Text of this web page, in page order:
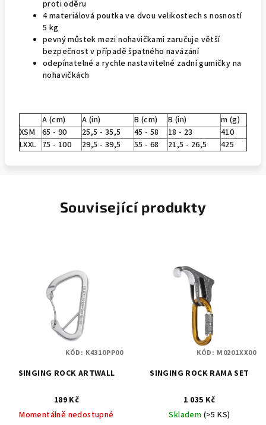
proti oděru
4 materiálová poutka ve dvou velikostech s nosností
5 kg
pevný můstek mezi nohavičkami zaručuje větší
bezpečnost v případě špatného navázání
odepínatelné a rychle nastavitelné zadní gumičky na
nohavičkách
A (cm) A (in) B (cm) B (in)
m (g)
XSM 65 - 90 25,5 - 35,5 45 - 58 18 - 23
410
LXXL 75 - 100 29,5 - 39,5 55 - 68 21,5 - 26,5 425
Související produkty
SINGING ROCK ARTWALL
189 Kč
Momentálně nedostupné
KÓD: K4310PP00
SINGING ROCK RAMA SET
1 035 Kč
Skladem (>5 KS)
KÓD: M0201XX00